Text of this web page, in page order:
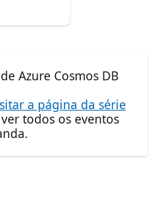
Azure Cosmos DB
a página da série
todos os eventos